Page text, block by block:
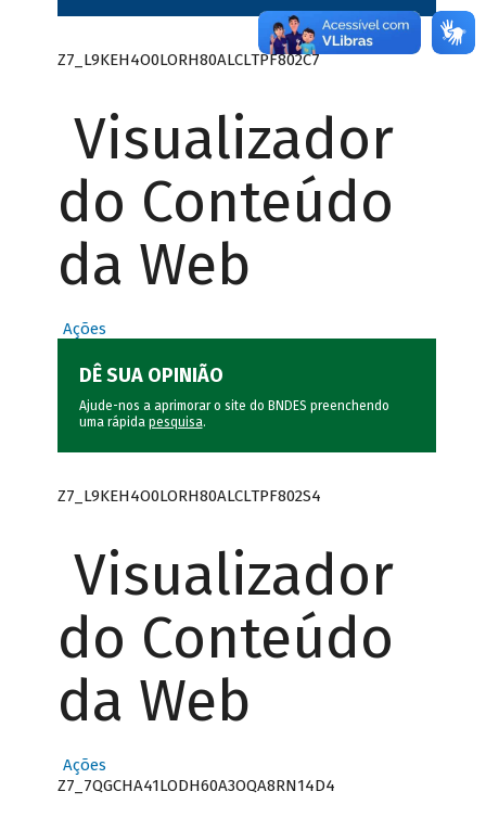
Z7_L9KEH4O0LORH80ALCLTPF802C7
Visualizador
do Conteúdo
da Web
Ações
DÊ SUA OPINIÃO
Ajude-nos a aprimorar o site do BNDES preenchendo
uma rápida pesquisa.
Z7_L9KEH4O0LORH80ALCLTPF802S4
Visualizador
do Conteúdo
da Web
Ações
Z7_7QGCHA41LODH60A3OQA8RN14D4